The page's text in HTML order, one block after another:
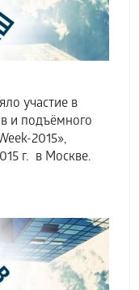
участие в
и подъёмного
2015»,
г. в Москве.